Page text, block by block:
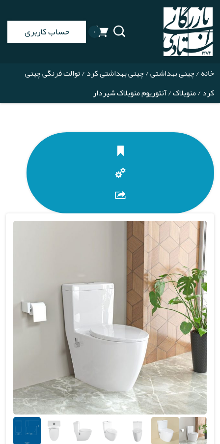
۰ حساب کاربری
خانه/چینی بهداشتی/چینی بهداشتی کرد/توالت فرنگی چینی
کرد/منوبلاک/ آنتوریوم منوبلاک شیردار